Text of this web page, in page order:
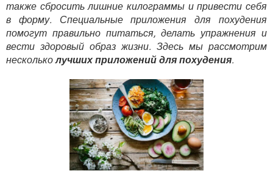
YANDEX
WINDOWS 10 ВКОНТАКТЕ
ВИДЕО
YANDEX
FACEBOOK ИГРЫ
WINDOWS 10 ВКОНТАКТЕ
ВИДЕО GOOGLE
также сбросить лишние килограммы и привести себя
в форму. Специальные приложения для похудения
помогут правильно питаться, делать упражнения и
вести здоровый образ жизни. Здесь мы рассмотрим
нескольколучших приложений для похудения.